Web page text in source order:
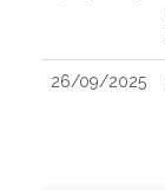
26/09/2025